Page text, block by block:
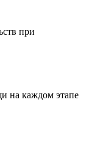
при
на каждом этапе